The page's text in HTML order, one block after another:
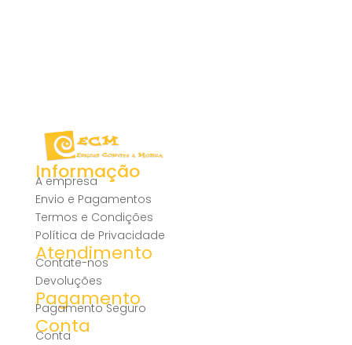
Informação
A empresa
Envio e Pagamentos
Termos e Condições
Política de Privacidade
Atendimento
Contate-nos
Devoluções
Pagamento
Pagamento Seguro
Conta
Conta